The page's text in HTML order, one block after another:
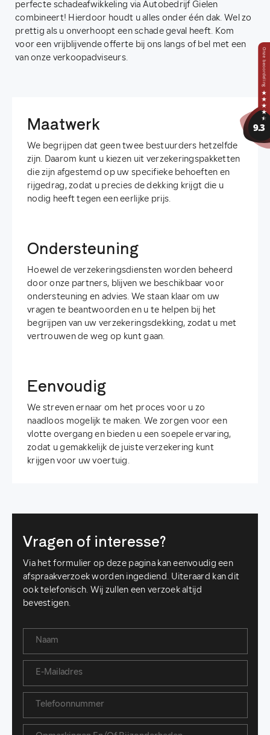
perfecte schadeafwikkeling via Autobedrijf Gielen
combineert! Hierdoor houdt u alles onder één dak. Wel zo
prettig als u onverhoopt een schade geval heeft. Kom
voor een vrijblijvende offerte bij ons langs of bel met een
van onze verkoopadviseurs.
Maatwerk
We begrijpen dat geen twee bestuurders hetzelfde
zijn. Daarom kunt u kiezen uit verzekeringspakketten
die zijn afgestemd op uw specifieke behoeften en
rijgedrag, zodat u precies de dekking krijgt die u
nodig heeft tegen een eerlijke prijs.
Ondersteuning
Hoewel de verzekeringsdiensten worden beheerd
door onze partners, blijven we beschikbaar voor
ondersteuning en advies. We staan klaar om uw
vragen te beantwoorden en u te helpen bij het
begrijpen van uw verzekeringsdekking, zodat u met
vertrouwen de weg op kunt gaan.
Eenvoudig
We streven ernaar om het proces voor u zo
naadloos mogelijk te maken. We zorgen voor een
vlotte overgang en bieden u een soepele ervaring,
zodat u gemakkelijk de juiste verzekering kunt
krijgen voor uw voertuig.
Vragen of interesse?
Via het formulier op deze pagina kan eenvoudig een
afspraakverzoek worden ingediend. Uiteraard kan dit
ook telefonisch. Wij zullen een verzoek altijd
bevestigen.